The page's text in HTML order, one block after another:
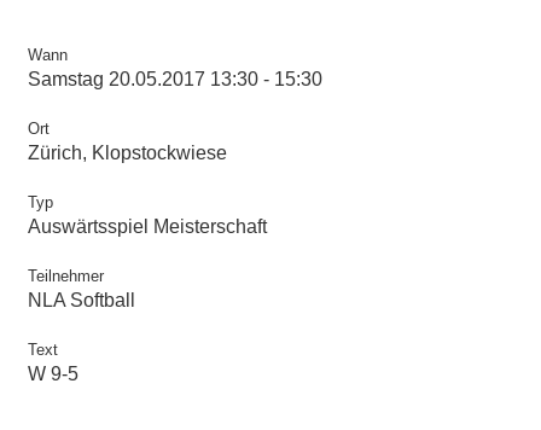
Wann
Samstag 20.05.2017 13:30 - 15:30
Ort
Zürich, Klopstockwiese
Typ
Auswärtsspiel Meisterschaft
Teilnehmer
NLA Softball
Text
W 9-5